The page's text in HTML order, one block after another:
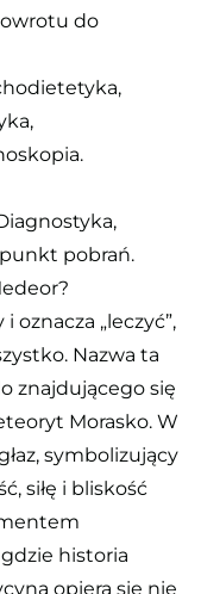
do
pobrań.
oznacza „leczyć”,
Nazwa ta
znajdującego się
Morasko. W
symbolizujący
siłę i bliskość
gdzie historia
opiera się nie